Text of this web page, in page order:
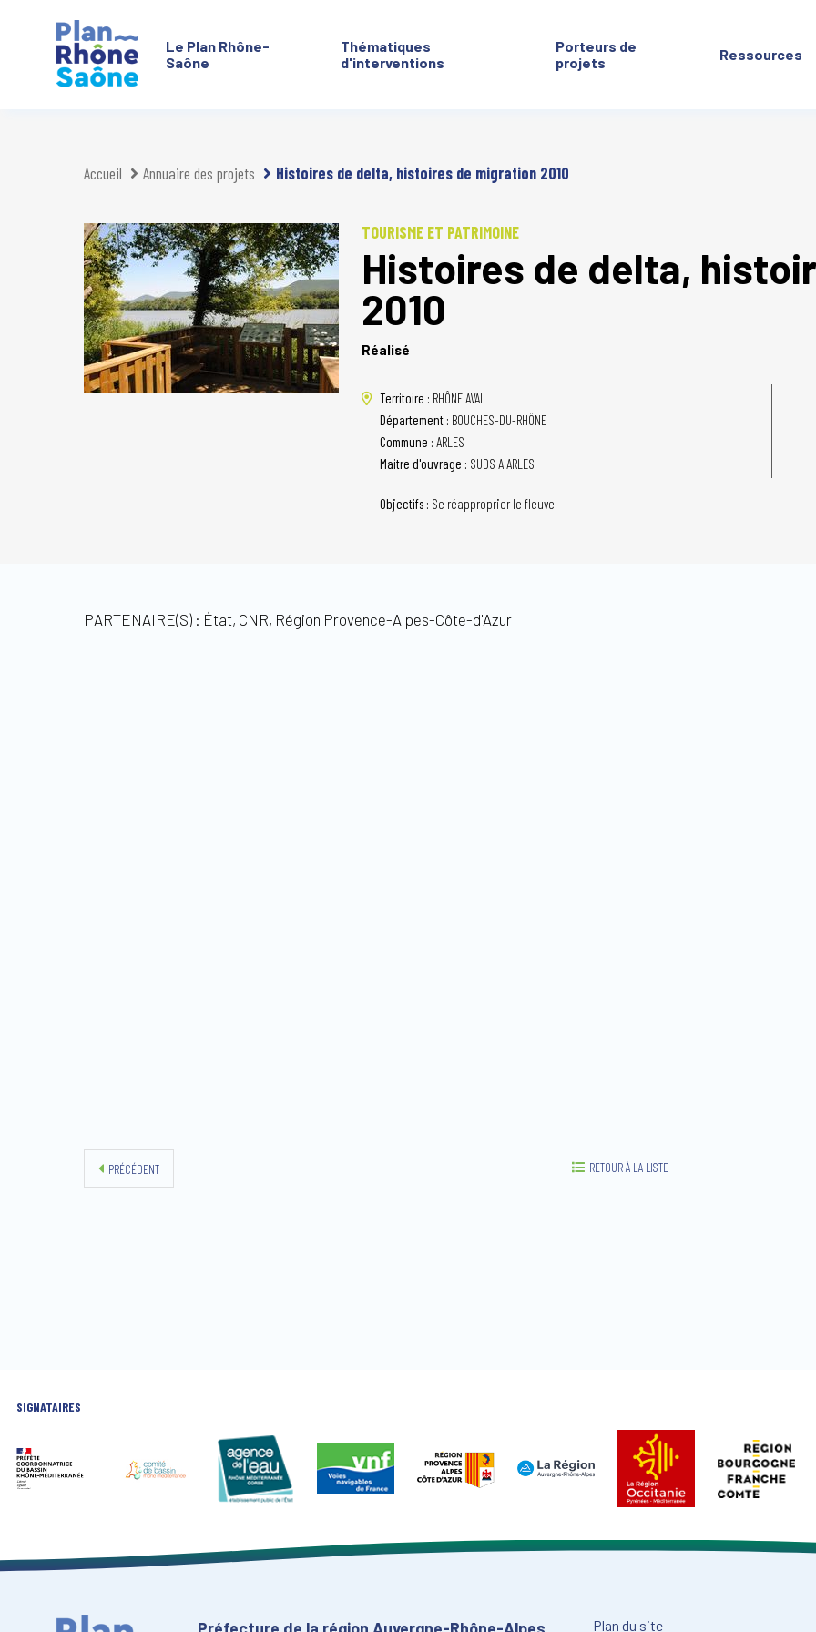
Le Plan Rhône-
Saône
Thématiques
d'interventions
Porteurs de
projets
Ressources
Accueil Annuaire des projets Histoires de delta, histoires de migration 2010
TOURISME ET PATRIMOINE
Histoires de delta,
2010
Réalisé
Territoire : RHÔNE AVAL
Département : BOUCHES-DU-RHÔNE
Commune : ARLES
Maitre d'ouvrage : SUDS A ARLES
Objectifs : Se réapproprier le fleuve
PARTENAIRE(S) : État, CNR, Région Provence-Alpes-Côte-d'Azur
PRÉCÉDENT RETOUR À LA LISTE
SIGNATAIRES
Plan du site